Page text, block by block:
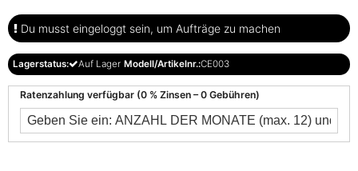
Du musst eingeloggt sein, um Aufträge zu machen
Lagerstatus: Auf Lager Modell/Artikelnr.:CE003
Ratenzahlung verfügbar (0 % Zinsen – 0 Gebühren)